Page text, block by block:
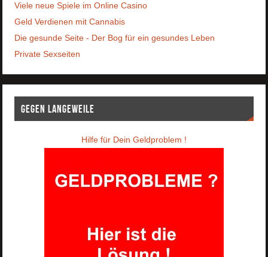
Viele neue Spiele im Online Casino
Geld Verdienen mit Cannabis
Die gesunde Seite - Der Bog für ein gesundes Leben
Private Sexseiten
Gegen Langeweile
Hilfe für Dein Geldproblem !